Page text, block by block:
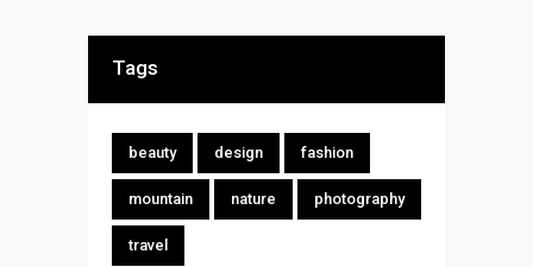
Tags
beauty design fashion
mountain nature photography
travel